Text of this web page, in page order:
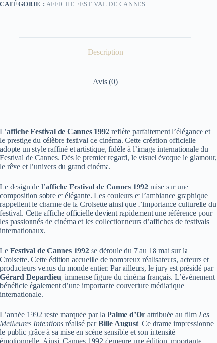
CATÉGORIE : AFFICHE FESTIVAL DE CANNES
Description
Avis (0)
L’affiche Festival de Cannes 1992 reflète parfaitement l’élégance et
le prestige du célèbre festival de cinéma. Cette création officielle
adopte un style raffiné et artistique, fidèle à l’image internationale du
Festival de Cannes. Dès le premier regard, le visuel évoque le glamour,
le rêve et l’univers du grand cinéma.
Le design de l’affiche Festival de Cannes 1992 mise sur une
composition sobre et élégante. Les couleurs et l’ambiance graphique
rappellent le charme de la Croisette ainsi que l’importance culturelle du
festival. Cette affiche officielle devient rapidement une référence pour
les passionnés de cinéma et les collectionneurs d’affiches de festivals
internationaux.
Le Festival de Cannes 1992 se déroule du 7 au 18 mai sur la
Croisette. Cette édition accueille de nombreux réalisateurs, acteurs et
producteurs venus du monde entier. Par ailleurs, le jury est présidé par
Gérard Depardieu, immense figure du cinéma français. L’événement
bénéficie également d’une importante couverture médiatique
internationale.
L’année 1992 reste marquée par la Palme d’Or attribuée au film Les
Meilleures Intentions réalisé parBille August. Ce drame impressionne
le public grâce à sa mise en scène sensible et son intensité
émotionnelle. Ainsi, Cannes 1992 demeure une édition importante